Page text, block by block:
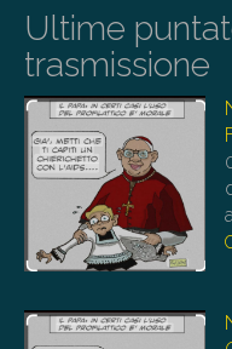
Ultime
trasmissione